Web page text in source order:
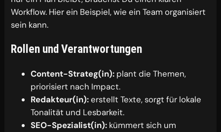
Workflow. Hier ein Beispiel, wie ein Team organisiert
sein kann.
Rollen und Verantwortungen
Content-Strateg(in): plant die Themen,
priorisiert nach Impact.
Redakteur(in):erstellt Texte, sorgt für lokale
Tonalität und Lesbarkeit.
SEO-Spezialist(in): kümmert sich um